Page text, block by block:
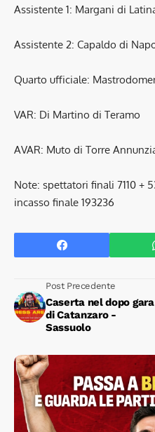
Assistente 1: Margani di
Assistente 2: Capaldo di
Quarto ufficiale:
VAR: Di Martino di Teramo
AVAR: Muto di Torre
Note: spettatori finali 7110 +
incasso finale 193236
Post Precedente
Caserta nel dopo gara
di Catanzaro -
Sassuolo